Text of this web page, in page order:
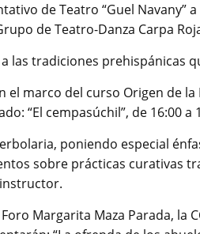
de Teatro “Guel Navany”
de Teatro-Danza Carpa
las tradiciones prehispánicas
el marco del curso Origen de
“El cempasúchil”, de 16:00 a
poniendo especial
sobre prácticas curativas
Margarita Maza Parada, la